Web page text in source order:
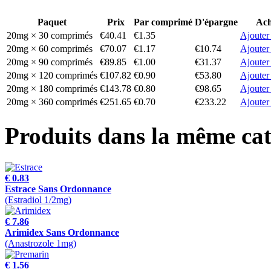
Paquet Prix Par comprimé D'épargne
20mg × 30 comprimés
€40.41 €1.35
Ajouter
20mg × 60 comprimés
€70.07 €1.17 €10.74
Ajouter
20mg × 90 comprimés
€89.85 €1.00 €31.37
Ajouter
20mg × 120 comprimés €107.82 €0.90 €53.80
Ajouter
20mg × 180 comprimés €143.78 €0.80 €98.65
Ajouter
20mg × 360 comprimés €251.65 €0.70 €233.22 Ajouter
Produits dans la même
€ 0.83
Estrace Sans Ordonnance
(Estradiol 1/2mg)
€ 7.86
Arimidex Sans Ordonnance
(Anastrozole 1mg)
€ 1.56